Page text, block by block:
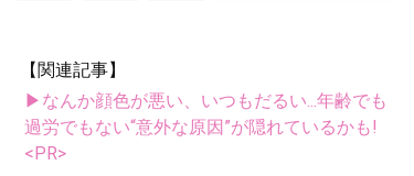
【関連記事】
▶なんか顔色が悪い、いつもだるい...年齢でも
過労でもない“意外な原因”が隠れているかも!
<PR>